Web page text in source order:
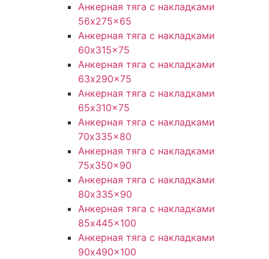
Анкерная тяга с накладками
56x275x65
Анкерная тяга с накладками
60x315x75
Анкерная тяга с накладками
63x290x75
Анкерная тяга с накладками
65x310x75
Анкерная тяга с накладками
70x335x80
Анкерная тяга с накладками
75x350x90
Анкерная тяга с накладками
80x335x90
Анкерная тяга с накладками
85x445x100
Анкерная тяга с накладками
90x490x100